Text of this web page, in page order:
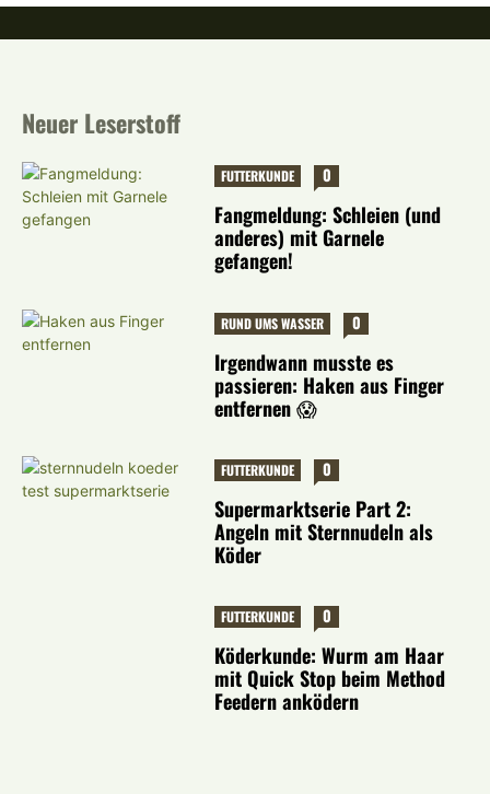
Neuer Leserstoff
FUTTERKUNDE 0
Fangmeldung: Schleien (und
anderes) mit Garnele
gefangen!
RUND UMS WASSER 0
Irgendwann musste es
passieren: Haken aus Finger
entfernen 😱
FUTTERKUNDE 0
Supermarktserie Part 2:
Angeln mit Sternnudeln als
Köder
FUTTERKUNDE 0
Köderkunde: Wurm am Haar
mit Quick Stop beim Method
Feedern anködern